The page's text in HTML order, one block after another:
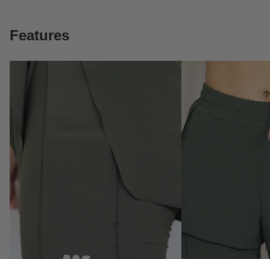
Features